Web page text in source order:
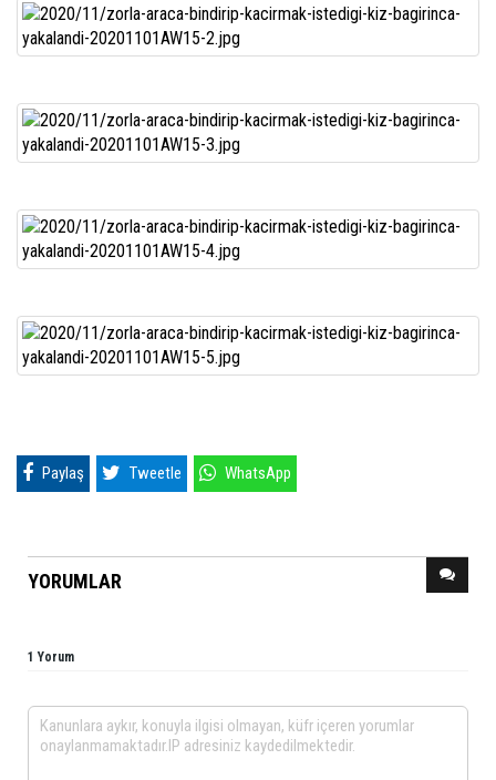
Paylaş Tweetle WhatsApp
YORUMLAR
1 Yorum